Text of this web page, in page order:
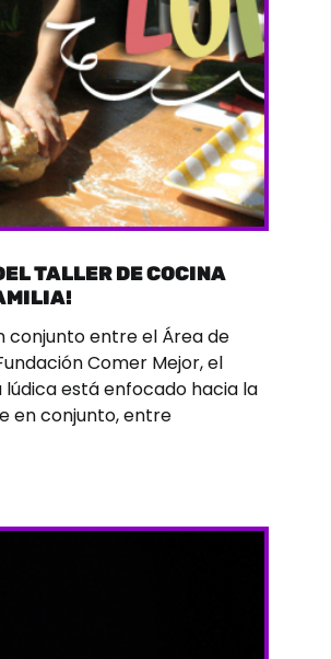
TALLER DE COCINA
conjunto entre el Área de
Comer Mejor, el
está enfocado hacia la
en conjunto, entre